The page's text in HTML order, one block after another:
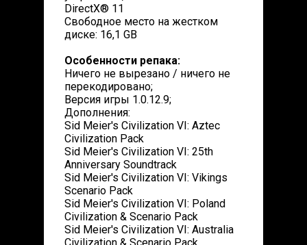
DirectX® 11
Свободное место на жестком
диске: 16,1 GB
Особенности репака:
Ничего не вырезано / ничего не
перекодировано;
Версия игры 1.0.12.9;
Дополнения:
Sid Meier's Civilization VI: Aztec
Civilization Pack
Sid Meier's Civilization VI: 25th
Anniversary Soundtrack
Sid Meier's Civilization VI: Vikings
Scenario Pack
Sid Meier's Civilization VI: Poland
Civilization & Scenario Pack
Sid Meier's Civilization VI: Australia